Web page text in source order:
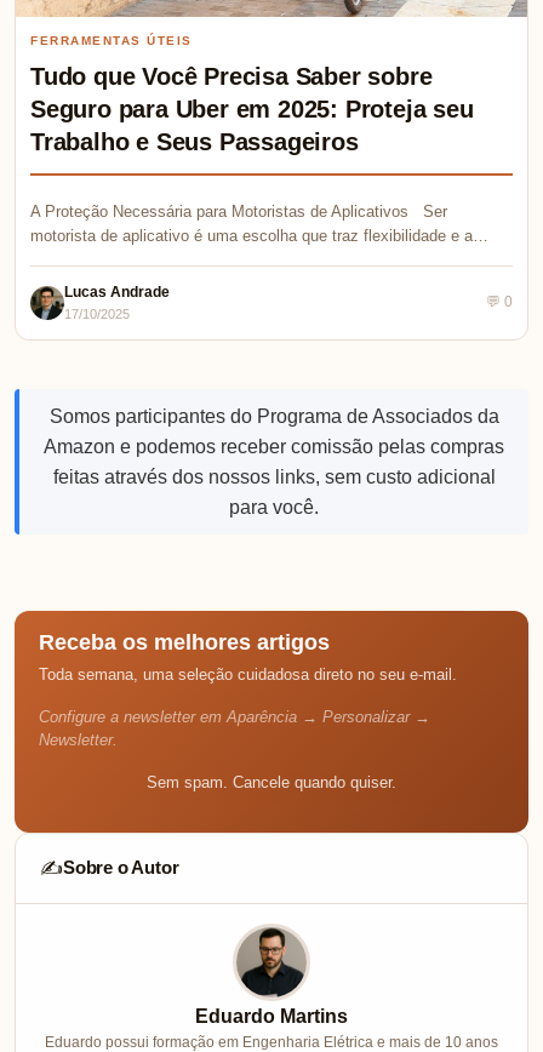
FERRAMENTAS ÚTEIS
Tudo que Você Precisa Saber sobre
Seguro para Uber em 2025: Proteja seu
Trabalho e Seus Passageiros
A Proteção Necessária para Motoristas de Aplicativos Ser
motorista de aplicativo é uma escolha que traz flexibilidade e a…
Lucas Andrade
17/10/2025
💬 0
Somos participantes do Programa de Associados da
Amazon e podemos receber comissão pelas compras
feitas através dos nossos links, sem custo adicional
para você.
Receba os melhores artigos
Toda semana, uma seleção cuidadosa direto no seu e-mail.
Configure a newsletter em Aparência → Personalizar →
Newsletter.
Sem spam. Cancele quando quiser.
✍️Sobre o Autor
Eduardo Martins
Eduardo possui formação em Engenharia Elétrica e mais de 10 anos